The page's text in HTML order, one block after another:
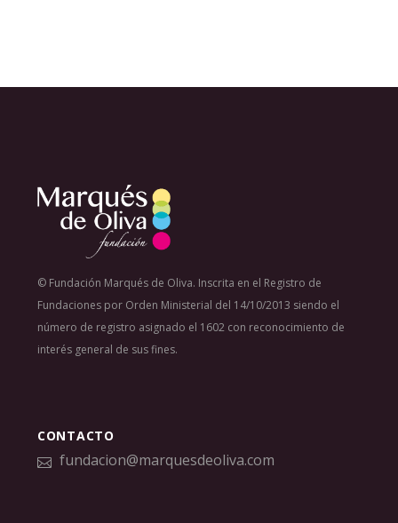
© Fundación Marqués de Oliva. Inscrita en el Registro de
Fundaciones por Orden Ministerial del 14/10/2013 siendo el
número de registro asignado el 1602 con reconocimiento de
interés general de sus fines.
CONTACTO
fundacion@marquesdeoliva.com